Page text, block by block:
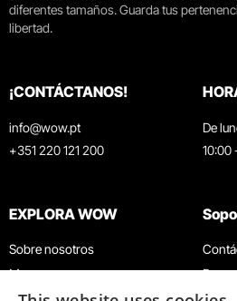
diferentes tamaños. Guarda tus
libertad.
¡CONTÁCTANOS!
info@wow.pt
+351 220 121 200
De
10:00
EXPLORA WOW
Sobre nosotros
Museos
Agenda